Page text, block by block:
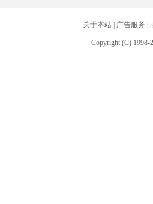
关于本站| 广告服务
Copyright (C) 1998-